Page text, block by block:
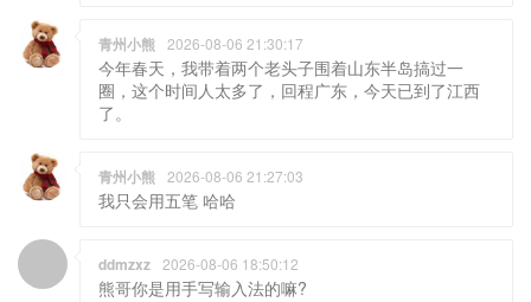
青州小熊 2026-08-06 21:30:17
今年春天，我带着两个老头子围着山东半岛搞过一
圈，这个时间人太多了，回程广东，今天已到了江西
了。
青州小熊 2026-08-06 21:27:03
我只会用五笔 哈哈
ddmzxz 2026-08-06 18:50:12
熊哥你是用手写输入法的嘛?